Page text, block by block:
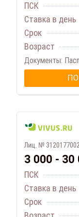
ПСК
Ставка в день
Срок
Возраст
Документы:
Лиц. №
3 000 - 30
ПСК
Ставка в день
Срок